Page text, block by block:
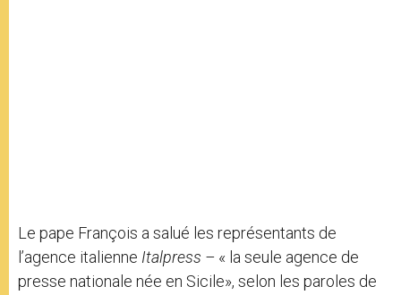
Le pape François a salué les représentants de
l’agence italienne Italpress – « la seule agence de
presse nationale née en Sicile», selon les paroles de